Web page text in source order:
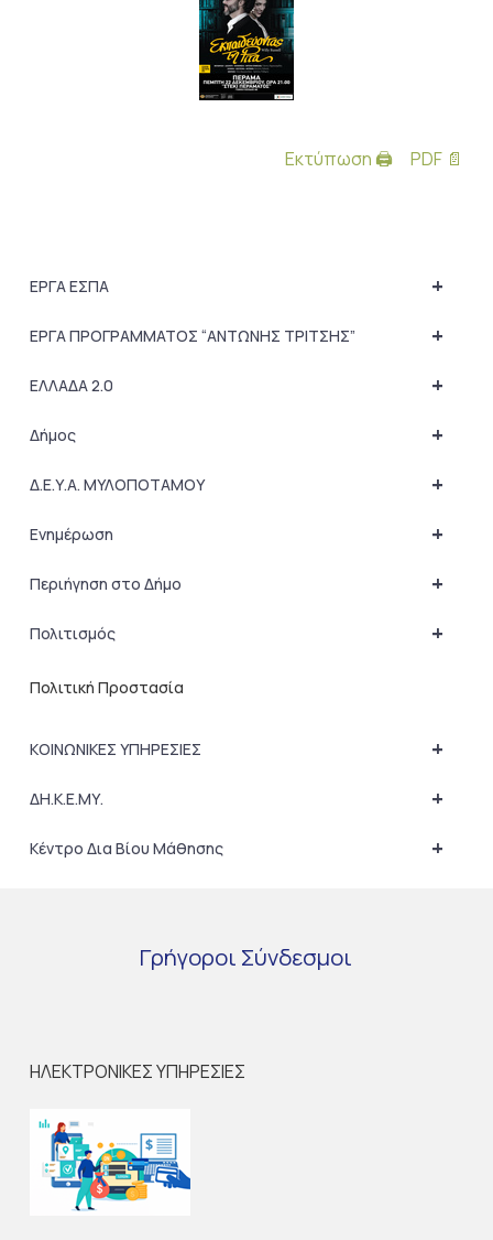
Εκτύπωση 🖨 PDF 📄
+
ΕΡΓΑ ΕΣΠΑ
+
ΕΡΓΑ ΠΡΟΓΡΑΜΜΑΤΟΣ “ΑΝΤΩΝΗΣ ΤΡΙΤΣΗΣ”
+
ΕΛΛΑΔΑ 2.0
+
Δήμος
+
Δ.Ε.Υ.Α. ΜΥΛΟΠΟΤΑΜΟΥ
+
Ενημέρωση
+
Περιήγηση στο Δήμο
+
Πολιτισμός
Πολιτική Προστασία
+
ΚΟΙΝΩΝΙΚΕΣ ΥΠΗΡΕΣΙΕΣ
+
ΔΗ.Κ.Ε.ΜΥ.
+
Κέντρο Δια Βίου Μάθησης
Γρήγοροι Σύνδεσμοι
ΗΛΕΚΤΡΟΝΙΚΕΣ ΥΠΗΡΕΣΙΕΣ